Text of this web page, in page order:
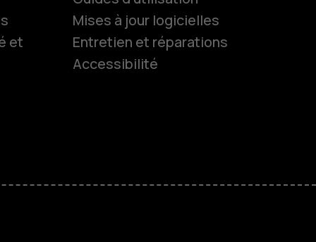
et
Mises à jour logicielles
Entretien et réparations
Accessibilité